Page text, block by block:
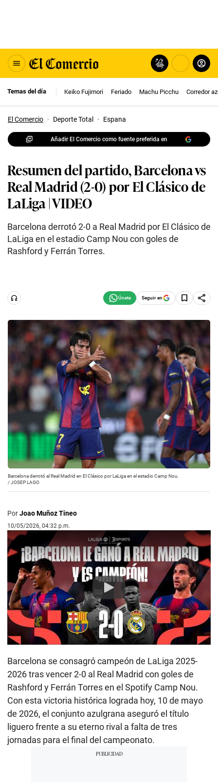
Temas del día Keiko Fujimori Feriado Machu Picchu Corredor
El Comercio · Deporte Total · Espana
Añadir El Comercio como fuente preferida en
Resumen del partido, Barcelona vs
Real Madrid (2-0) por El Clásico de
LaLiga | VIDEO
Barcelona derrotó 2-0 a Real Madrid por El Clásico de
LaLiga en el estadio Camp Nou con goles de
Rashford y Ferrán Torres.
Seguir en
Barcelona derrotó al Real Madrid en El Clásico por LaLiga en el estadio Camp Nou.
/JOSEP LAGO
PorJoao Muñoz Tineo
10/05/2026, 04:32 p.m.
Play
Barcelona se consagró campeón de LaLiga 2025-
2026 tras vencer 2-0 al Real Madrid con goles de
Rashford y Ferrán Torres en el Spotify Camp Nou.
Con esta victoria histórica lograda hoy, 10 de mayo
de 2026, el conjunto azulgrana aseguró el título
liguero frente a su eterno rival a falta de tres
jornadas para el final del campeonato.